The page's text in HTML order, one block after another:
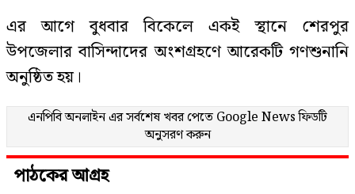
এর আগে বুধবার বিকেলে একই স্থানে শেরপুর
উপজেলার বাসিন্দাদের অংশগ্রহণে আরেকটি গণশুনানি
অনুষ্ঠিত হয়।
এনপিবি অনলাইন এর সর্বশেষ খবর পেতে Google Newsফিডটি
অনুসরণ করুন
পাঠকের আগ্রহ